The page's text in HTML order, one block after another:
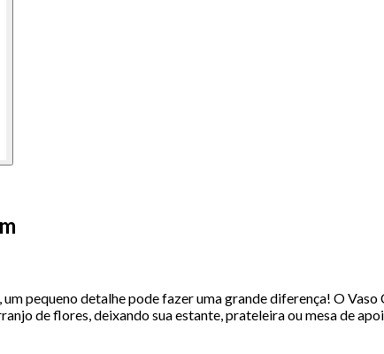
pequeno detalhe pode fazer uma grande diferença! O Vaso
de flores, deixando sua estante, prateleira ou mesa de